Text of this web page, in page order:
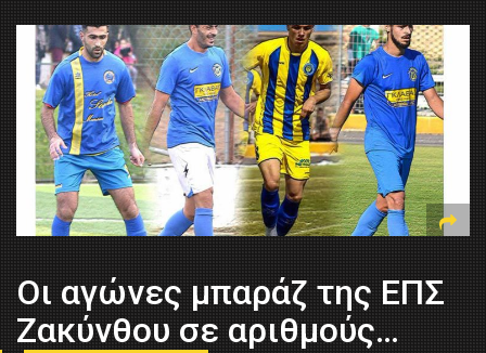
Οι αγώνες μπαράζ της ΕΠΣ
Ζακύνθου σε αριθμούς…